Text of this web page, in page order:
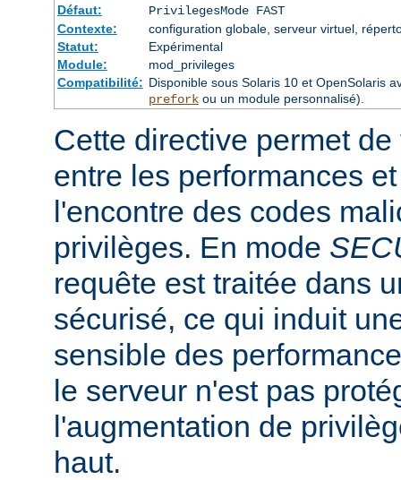
Défaut:
PrivilegesMode FAST
Contexte:
configuration globale, serveur virtuel,
Statut:
Expérimental
Module:
mod_privileges
Compatibilité: Disponible sous Solaris 10 et OpenSolaris
preforkou un module personnalisé).
Cette directive permet
entre les performances
l'encontre des codes
privilèges. En mode
requête est traitée dans
sécurisé, ce qui induit
sensible des
le serveur n'est pas
l'augmentation de
haut.